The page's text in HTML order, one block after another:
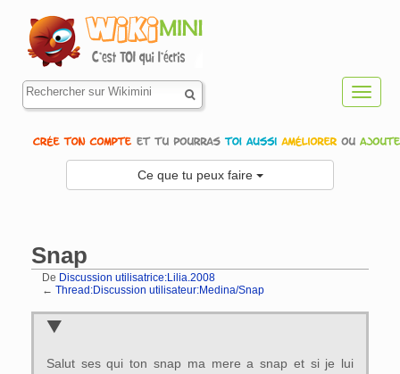
Ce que tu peux faire
Snap
De Discussion utilisatrice:Lilia.2008
← Thread:Discussion utilisateur:Medina/Snap
Salut ses qui ton snap ma mere a snap et si je lui